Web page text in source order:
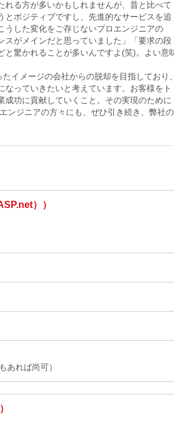
る方が多いかもしれませんが、昔と比べて
ポジティブですし、先進的なサービスを追
うした変化をご存じないプロエンジニアの
がメインだと思っていました」「要求の段
と驚かれることが多いんですよ(笑)。よい意
イメージの会社からの脱却を目指しており
っていきたいと考えています。お客様をト
功に貢献していくこと。その実現のために
ンジニアの方々にも、ぜひ引き続き、弊社の
））
あれば尚可）